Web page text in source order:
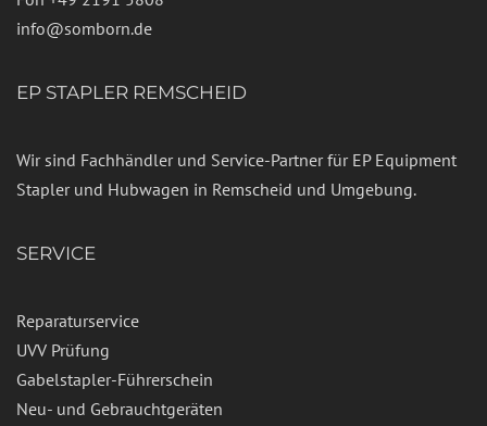
info@somborn.de
EP STAPLER REMSCHEID
Wir sind Fachhändler und Service-Partner für EP Equipment
Stapler und Hubwagen in Remscheid und Umgebung.
SERVICE
Reparaturservice
UVV Prüfung
Gabelstapler-Führerschein
Neu- und Gebrauchtgeräten